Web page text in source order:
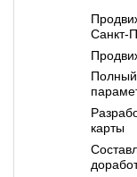
Санкт-
Полный
карты